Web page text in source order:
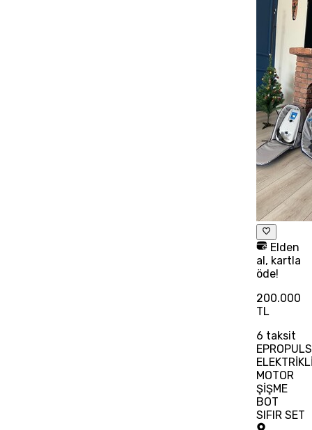
Elden
al, kartla
öde!
200.000
TL
6 taksit
MOTOR
ŞİŞME
BOT
SIFIR SET